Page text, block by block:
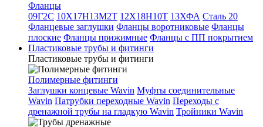
Фланцы
09Г2С 10Х17Н13М2Т 12Х18Н10Т 13ХФА Сталь 20
Фланцевые заглушки Фланцы воротниковые Фланцы
плоские Фланцы прижимные Фланцы с ПП покрытием
Пластиковые трубы и фитинги
Пластиковые трубы и фитинги
Полимерные фитинги
Заглушки концевые Wavin Муфты соединительные
Wavin Патрубки переходные Wavin Переходы с
дренажной трубы на гладкую Wavin Тройники Wavin